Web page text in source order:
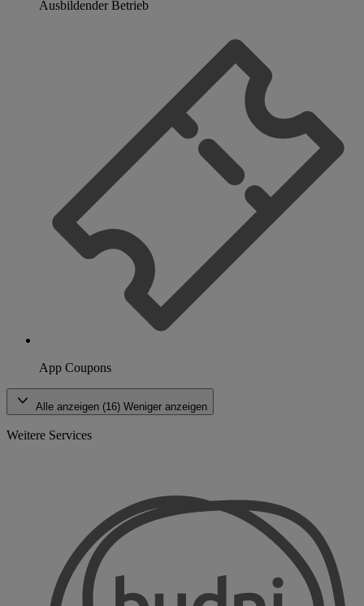
Ausbildender Betrieb
App Coupons
Alle anzeigen (16) Weniger anzeigen
Weitere Services